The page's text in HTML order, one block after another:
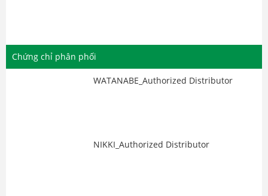
Chứng chỉ phân phối
WATANABE_Authorized Distributor
NIKKI_Authorized Distributor